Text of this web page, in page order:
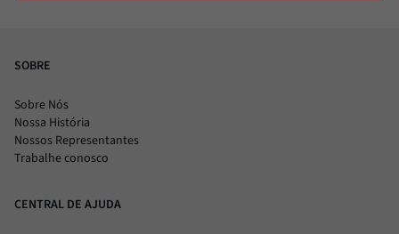
SOBRE
Sobre Nós
Nossa História
Nossos Representantes
Trabalhe conosco
CENTRAL DE AJUDA